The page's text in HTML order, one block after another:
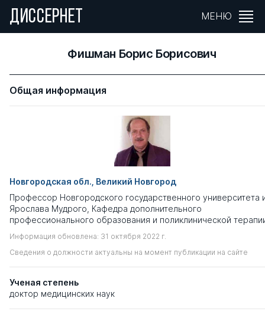
ДИССЕРНЕТ МЕНЮ
Фишман Борис Борисович
Общая информация
Новгородская обл., Великий Новгород
Профессор Новгородского государственного университета
Ярослава Мудрого, Кафедра дополнительного
профессионального образования и поликлинической
Информация обновлена: 31 октября 2022 г.
Сведения о должности актуальны на момент публикации на сайте
Ученая степень
доктор медицинских наук